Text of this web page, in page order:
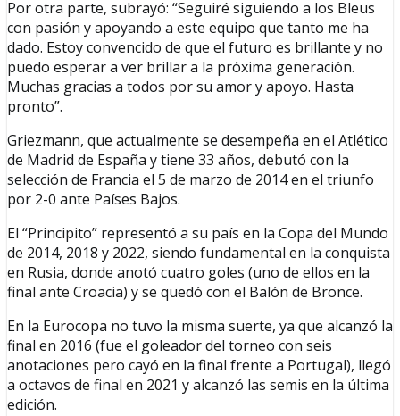
Por otra parte, subrayó: “Seguiré siguiendo a los Bleus
con pasión y apoyando a este equipo que tanto me ha
dado. Estoy convencido de que el futuro es brillante y no
puedo esperar a ver brillar a la próxima generación.
Muchas gracias a todos por su amor y apoyo. Hasta
pronto”.
Griezmann, que actualmente se desempeña en el Atlético
de Madrid de España y tiene 33 años, debutó con la
selección de Francia el 5 de marzo de 2014 en el triunfo
por 2-0 ante Países Bajos.
El “Principito” representó a su país en la Copa del Mundo
de 2014, 2018 y 2022, siendo fundamental en la conquista
en Rusia, donde anotó cuatro goles (uno de ellos en la
final ante Croacia) y se quedó con el Balón de Bronce.
En la Eurocopa no tuvo la misma suerte, ya que alcanzó la
final en 2016 (fue el goleador del torneo con seis
anotaciones pero cayó en la final frente a Portugal), llegó
a octavos de final en 2021 y alcanzó las semis en la última
edición.